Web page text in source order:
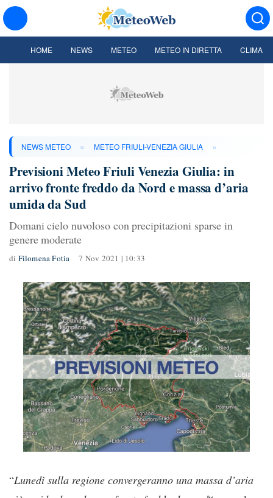
HOME NEWS METEO METEO IN DIRETTA CLIMA
NEWS METEO » METEO FRIULI-VENEZIA GIULIA »
Previsioni Meteo Friuli Venezia Giulia: in
arrivo fronte freddo da Nord e massa d’aria
umida da Sud
Domani cielo nuvoloso con precipitazioni sparse in
genere moderate
di Filomena Fotia 7 Nov 2021 | 10:33
“Lunedì sulla regione convergeranno una massa d’aria